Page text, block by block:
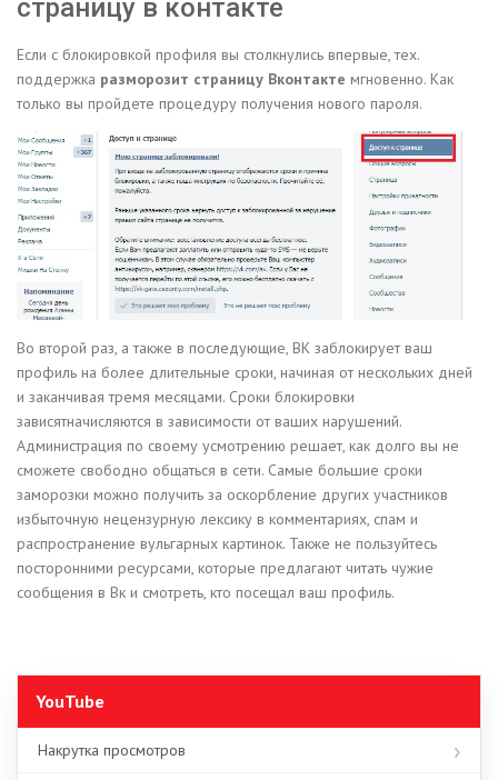
страницу в контакте
Если с блокировкой профиля вы столкнулись впервые, тех.
поддержка разморозит страницу Вконтакте мгновенно. Как
только вы пройдете процедуру получения нового пароля.
Во второй раз, а также в последующие, ВК заблокирует ваш
профиль на более длительные сроки, начиная от нескольких дней
и заканчивая тремя месяцами. Сроки блокировки
зависятначисляются в зависимости от ваших нарушений.
Администрация по своему усмотрению решает, как долго вы не
сможете свободно общаться в сети. Самые большие сроки
заморозки можно получить за оскорбление других участников
избыточную нецензурную лексику в комментариях, спам и
распространение вульгарных картинок. Также не пользуйтесь
посторонними ресурсами, которые предлагают читать чужие
сообщения в Вк и смотреть, кто посещал ваш профиль.
YouTube
Накрутка просмотров